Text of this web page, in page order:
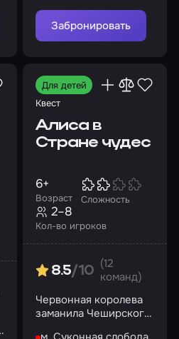
Забронировать
Для детей
Квест
Алиса в
Стране чудес
Возраст
6+
Сложность
Кол-во игроков
2–8
8.5/10
(12
команд)
Червонная королева
заманила Чеширского